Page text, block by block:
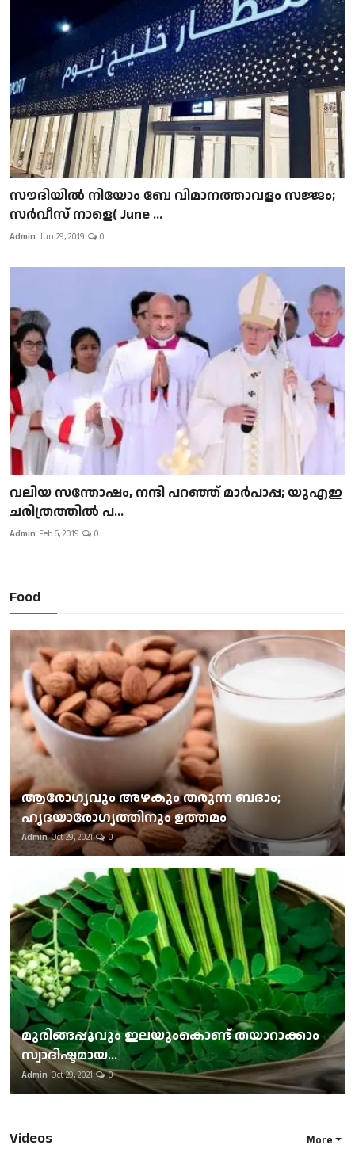
സൗദിയിൽ നിയോം ബേ വിമാനത്താവളം സജ്ജം;
സർവീസ് നാളെ( June ...
Admin Jun 29, 2019 0
വലിയ സന്തോഷം, നന്ദി പറഞ്ഞ് മാർപാപ്പ; യുഎഇ
ചരിത്രത്തിൽ പ...
Admin Feb 6, 2019 0
Food
ആരോഗ്യവും അഴകും തരുന്ന ബദാം;
ഹൃദയാരോഗ്യത്തിനും ഉത്തമം
Admin Oct 29, 2021 0
മുരിങ്ങപ്പൂവും ഇലയുംകൊണ്ട് തയാറാക്കാം
സ്വാദിഷ്ടമായ...
Admin Oct 29, 2021 0
Videos More